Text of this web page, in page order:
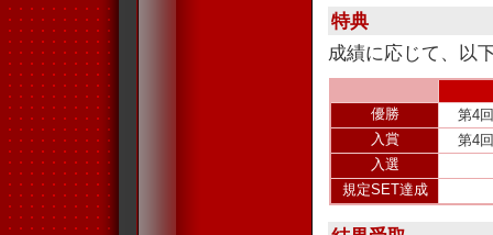
特典
成績に応じて、以
優勝
第4
入賞
第4
入選
規定SET達成